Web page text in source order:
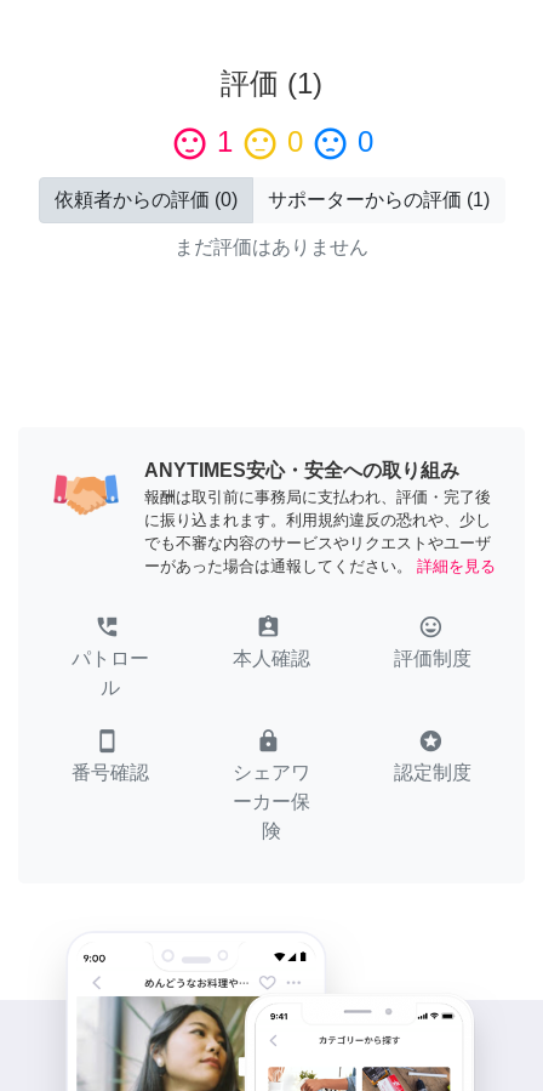
評価 (1)
sentiment_satisfied 1 sentiment_neutral 0 sentiment_dissatisfied 0
依頼者からの評価 (0) サポーターからの評価 (1)
まだ評価はありません
ANYTIMES安心・安全への取り組み
報酬は取引前に事務局に支払われ、評価・完了後
に振り込まれます。利用規約違反の恐れや、少し
でも不審な内容のサービスやリクエストやユーザ
ーがあった場合は通報してください。
詳細を見る
perm_phone_msg
パトロー
ル
assignment_ind
本人確認
tag_faces
評価制度
smartphone
番号確認
lock
シェアワ
ーカー保
険
stars
認定制度